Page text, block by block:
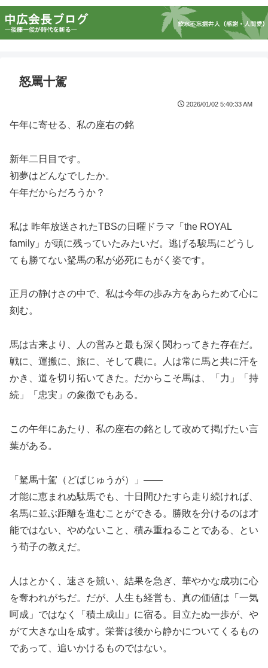
怒罵十駕
2026/01/02 5:40:33 AM
午年に寄せる、私の座右の銘
新年二日目です。
初夢はどんなでしたか。
午年だからだろうか？
私は 昨年放送されたTBSの日曜ドラマ「the ROYAL
family」が頭に残っていたみたいだ。逃げる駿馬にどうし
ても勝てない駑馬の私が必死にもがく姿です。
正月の静けさの中で、私は今年の歩み方をあらためて心に
刻む。
馬は古来より、人の営みと最も深く関わってきた存在だ。
戦に、運搬に、旅に、そして農に。人は常に馬と共に汗を
かき、道を切り拓いてきた。だからこそ馬は、「力」「持
続」「忠実」の象徴でもある。
この午年にあたり、私の座右の銘として改めて掲げたい言
葉がある。
「駑馬十駕（どばじゅうが）」――
才能に恵まれぬ駄馬でも、十日間ひたすら走り続ければ、
名馬に並ぶ距離を進むことができる。勝敗を分けるのは才
能ではない、やめないこと、積み重ねることである、とい
う荀子の教えだ。
人はとかく、速さを競い、結果を急ぎ、華やかな成功に心
を奪われがちだ。だが、人生も経営も、真の価値は「一気
呵成」ではなく「積土成山」に宿る。目立たぬ一歩が、や
がて大きな山を成す。栄誉は後から静かについてくるもの
であって、追いかけるものではない。